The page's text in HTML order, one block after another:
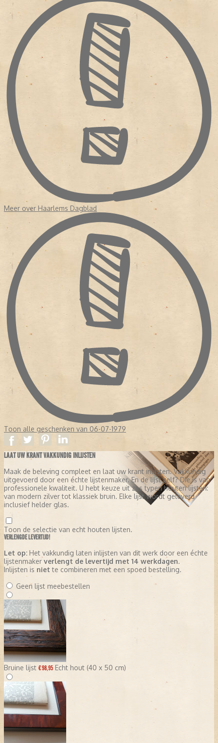
-
In 2005 veranderde de avondkrant in een ochtendkrant.
- Diverse bekende Nederlanders hebben voor de krant geschreven,
waaronder Pim Fortuyn, Mart Smeets, Brigitte Kaandorp en Heleen
van Royen.
- In april 2013 verscheen de krant voor het eerst als tabloid.
Meer over Haarlems Dagblad
Toon alle geschenken van 06-07-1979
LAAT UW KRANT VAKKUNDIG INLIJSTEN
Maak de beleving compleet en laat uw krant inlijsten. Vakkundig
uitgevoerd door een échte lijstenmaker. En de lijst zelf? Die is van
professionele kwaliteit. U hebt keuze uit zes typen houten lijsten:
van modern zilver tot klassiek bruin. Elke lijst wordt geleverd
inclusief helder glas.
Toon de selectie van echt houten lijsten.
VERLENGDE LEVERTIJD!
Let op: Het vakkundig laten inlijsten van dit werk door een échte
lijstenmaker verlengt de levertijd met 14 werkdagen.
Inlijsten is niet te combineren met een spoed bestelling.
Geen lijst meebestellen
Bruine lijst € 98,95 Echt hout (40 x 50 cm)